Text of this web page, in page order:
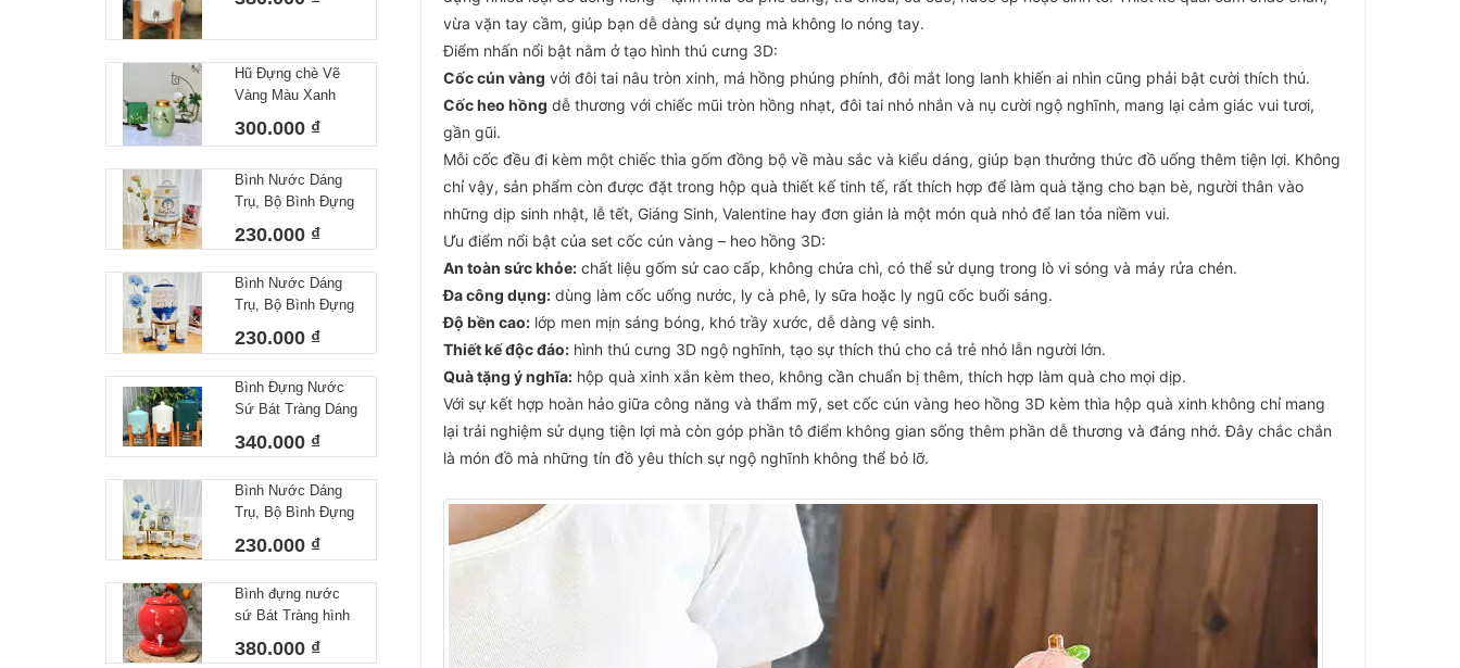
Hũ Đựng chè Vẽ
Vàng Màu Xanh
Gốm Sứ Bát Tràng
300.000 ₫
Bình Nước Dáng
Trụ, Bộ Bình Đựng
Tay DoRaeMon
Cốc Uống Nước
Sứ Bát Tràng
230.000 ₫
Bình Nước Dáng
Trụ, Bộ Bình Đựng
Nước Hoạ Tiết Vẽ
Tay Biển Khơi
Decor Dễ Thương
Cốc Uống Nước
Sứ Bát Tràng
230.000 ₫
Bình Đựng Nước
Sứ Bát Tràng Dáng
340.000 ₫
Bình Nước Dáng
Trụ, Bộ Bình Đựng
Tay DoRaeMon
Decor Dễ Thương
Cốc Uống Nước
Sứ Bát Tràng
230.000 ₫
Bình đựng nước
sứ Bát Tràng hình
5L
380.000 ₫
vừa vặn tay cầm, giúp bạn dễ dàng sử dụng mà không lo nóng tay.
Điểm nhấn nổi bật nằm ở tạo hình thú cưng 3D:
Cốc cún vàng với đôi tai nâu tròn xinh, má hồng phúng phính, đôi mắt long lanh khiến ai nhìn cũng phải bật cười thích thú.
Cốc heo hồng dễ thương với chiếc mũi tròn hồng nhạt, đôi tai nhỏ nhắn và nụ cười ngộ nghĩnh, mang lại cảm giác vui tươi,
gần gũi.
Mỗi cốc đều đi kèm một chiếc thìa gốm đồng bộ về màu sắc và kiểu dáng, giúp bạn thưởng thức đồ uống thêm tiện lợi. Không
chỉ vậy, sản phẩm còn được đặt trong hộp quà thiết kế tinh tế, rất thích hợp để làm quà tặng cho bạn bè, người thân vào
những dịp sinh nhật, lễ tết, Giáng Sinh, Valentine hay đơn giản là một món quà nhỏ để lan tỏa niềm vui.
Ưu điểm nổi bật của set cốc cún vàng – heo hồng 3D:
An toàn sức khỏe: chất liệu gốm sứ cao cấp, không chứa chì, có thể sử dụng trong lò vi sóng và máy rửa chén.
Đa công dụng: dùng làm cốc uống nước, ly cà phê, ly sữa hoặc ly ngũ cốc buổi sáng.
Độ bền cao: lớp men mịn sáng bóng, khó trầy xước, dễ dàng vệ sinh.
Thiết kế độc đáo: hình thú cưng 3D ngộ nghĩnh, tạo sự thích thú cho cả trẻ nhỏ lẫn người lớn.
Quà tặng ý nghĩa: hộp quà xinh xắn kèm theo, không cần chuẩn bị thêm, thích hợp làm quà cho mọi dịp.
Với sự kết hợp hoàn hảo giữa công năng và thẩm mỹ, set cốc cún vàng heo hồng 3D kèm thìa hộp quà xinh không chỉ mang
lại trải nghiệm sử dụng tiện lợi mà còn góp phần tô điểm không gian sống thêm phần dễ thương và đáng nhớ. Đây chắc chắn
là món đồ mà những tín đồ yêu thích sự ngộ nghĩnh không thể bỏ lỡ.